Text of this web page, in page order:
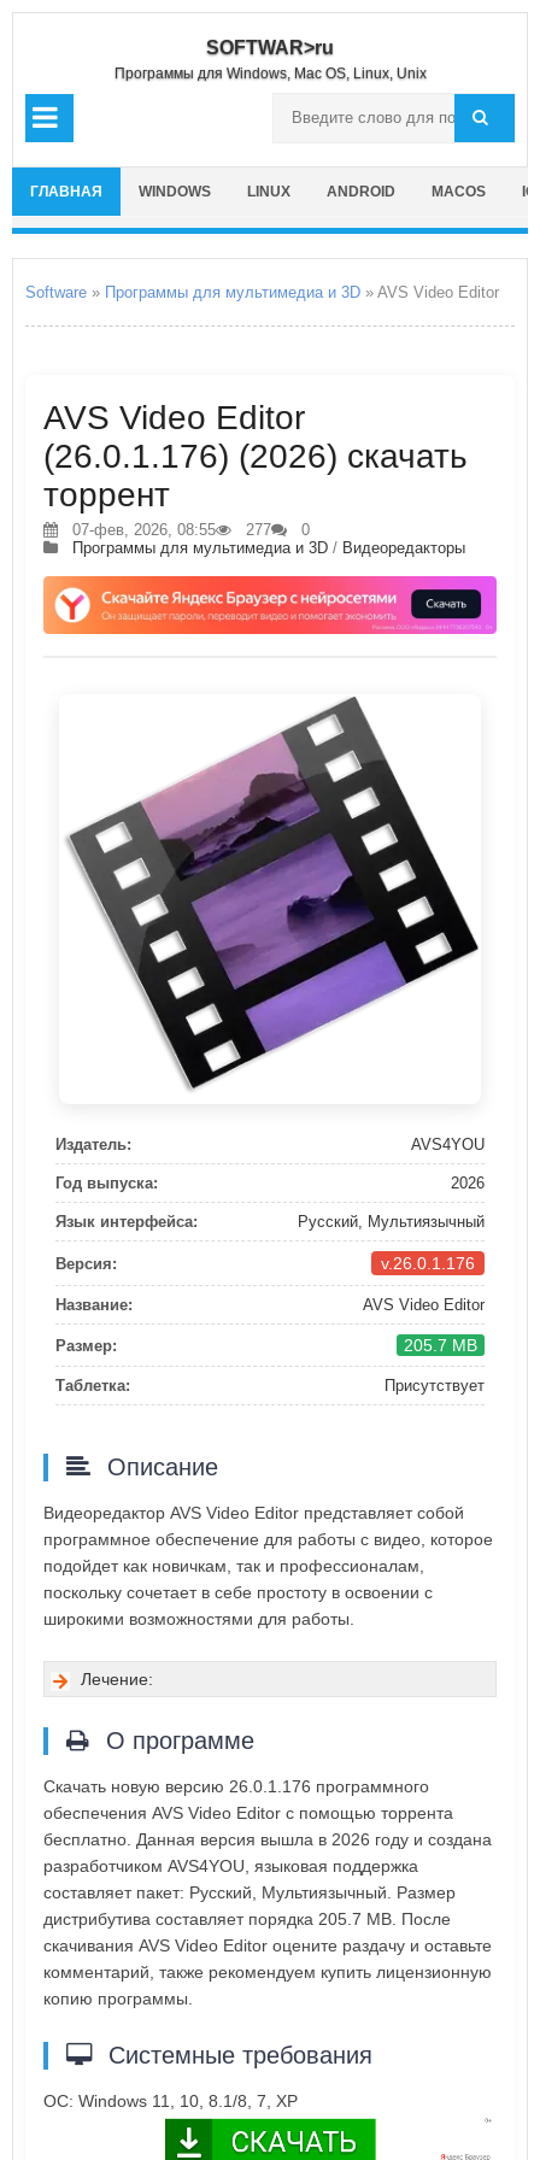
SOFTWAR>ru
Программы для Windows, Mac OS, Linux, Unix
ГЛАВНАЯ WINDOWS LINUX ANDROID MACOS
Software » Программы для мультимедиа и 3D » AVS Video Editor
AVS Video Editor
(26.0.1.176) (2026) скачать
торрент
07-фев, 2026, 08:55 277
0
Программы для мультимедиа и 3D / Видеоредакторы
Издатель: AVS4YOU
Год выпуска: 2026
Язык интерфейса: Русский, Мультиязычный
Версия: v.26.0.1.176
Название: AVS Video Editor
Размер: 205.7 MB
Таблетка: Присутствует
Описание
Видеоредактор AVS Video Editor представляет собой
программное обеспечение для работы с видео, которое
подойдет как новичкам, так и профессионалам,
поскольку сочетает в себе простоту в освоении с
широкими возможностями для работы.
Лечение:
О программе
Скачать новую версию 26.0.1.176 программного
обеспечения AVS Video Editor с помощью торрента
бесплатно. Данная версия вышла в 2026 году и создана
разработчиком AVS4YOU, языковая поддержка
составляет пакет: Русский, Мультиязычный. Размер
дистрибутива составляет порядка 205.7 MB. После
скачивания AVS Video Editor оцените раздачу и оставьте
комментарий, также рекомендуем купить лицензионную
копию программы.
Системные требования
ОС: Windows 11, 10, 8.1/8, 7, XP